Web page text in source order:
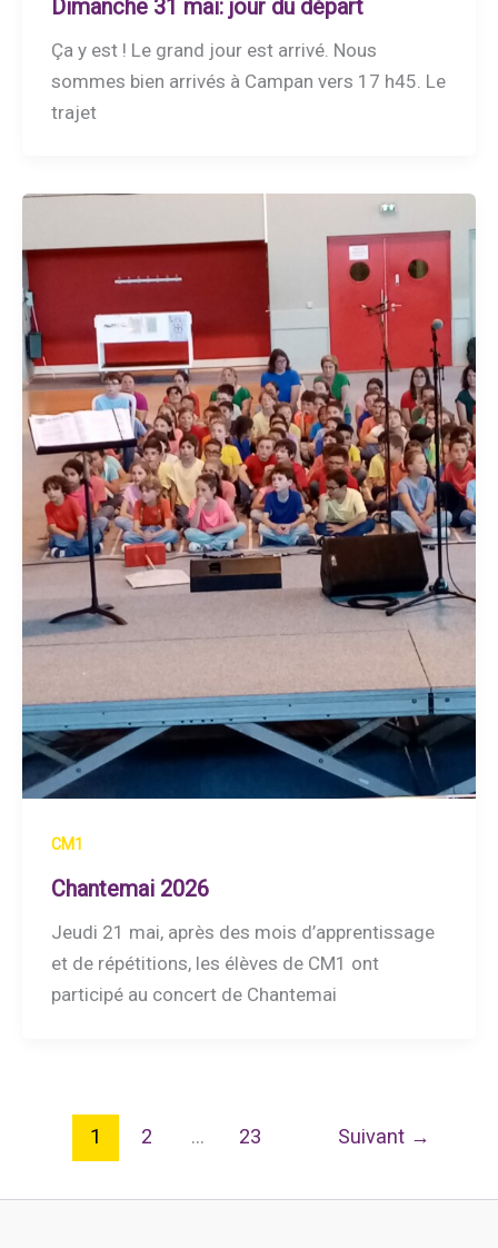
Dimanche 31 mai: jour du départ
Ça y est ! Le grand jour est arrivé. Nous
sommes bien arrivés à Campan vers 17 h45. Le
trajet
CM1
Chantemai 2026
Jeudi 21 mai, après des mois d’apprentissage
et de répétitions, les élèves de CM1 ont
participé au concert de Chantemai
1 2 … 23 Suivant →